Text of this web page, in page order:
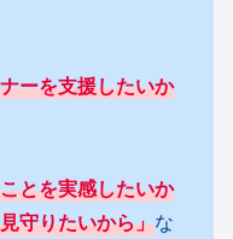
ーを支援したいか
とを実感したいか
守りたいから」な